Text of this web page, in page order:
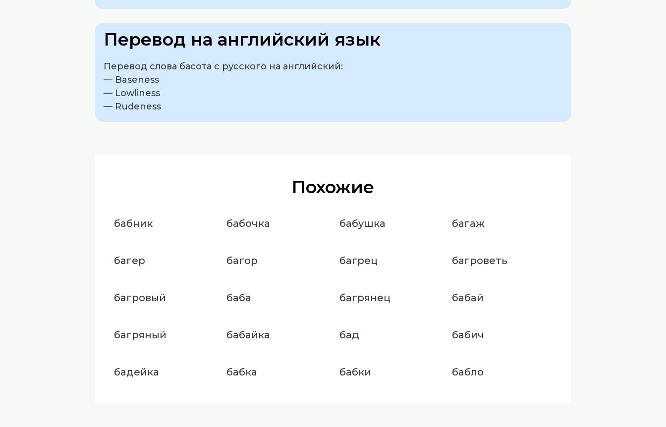
Перевод на английский язык
Перевод слова басота с русского на английский:
— Baseness
— Lowliness
— Rudeness
Похожие
бабник бабочка бабушка багаж
багер багор багрец багроветь
багровый баба багрянец бабай
багряный бабайка бад бабич
бадейка бабка бабки бабло